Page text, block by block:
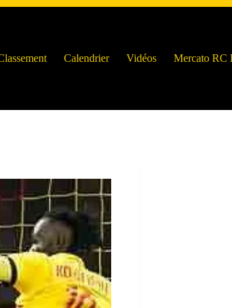
Calendrier Vidéos Mercato RC